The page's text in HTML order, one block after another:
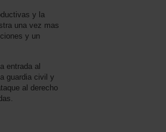
y la
una vez mas
y un
entrada al
guardia civil y
al derecho